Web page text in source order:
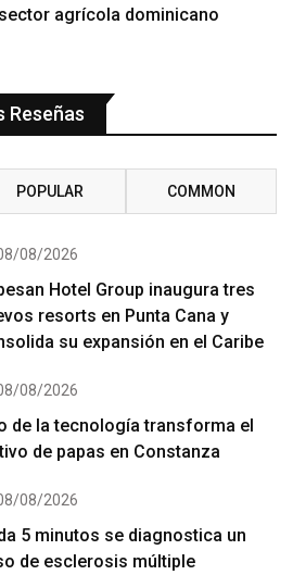
sector agrícola dominicano
Reseñas
POPULAR COMMON
08/2026
Hotel Group inaugura tres
resorts en Punta Cana y
su expansión en el Caribe
08/2026
de la tecnología transforma el
de papas en Constanza
08/2026
5 minutos se diagnostica un
de esclerosis múltiple